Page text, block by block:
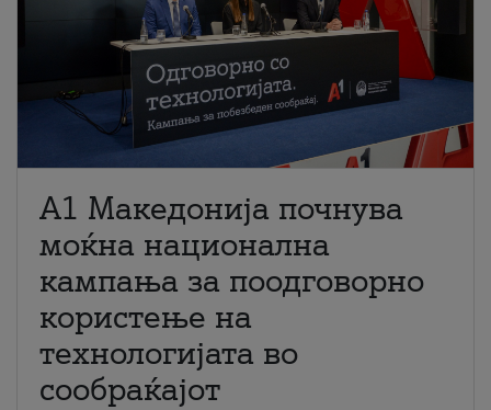
A1 Македонија почнува
моќна национална
кампања за поодговорно
користење на
технологијата во
сообраќајот